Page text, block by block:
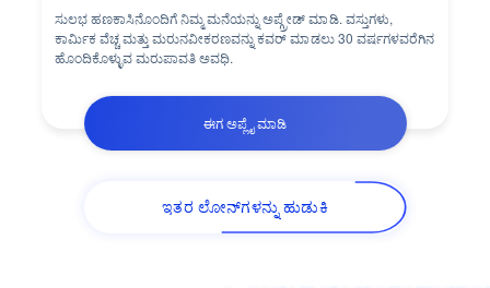
ಸುಲಭ ಹಣಕಾಸಿನೊಂದಿಗೆ ನಿಮ್ಮ ಮನೆಯನ್ನು ಅಪ್ಗ್ರೇಡ್ ಮಾಡಿ. ವಸ್ತುಗಳು,
ಕಾರ್ಮಿಕ ವೆಚ್ಚ ಮತ್ತು ಮರುನವೀಕರಣವನ್ನು ಕವರ್ ಮಾಡಲು 30 ವರ್ಷಗಳವರೆಗಿನ
ಹೊಂದಿಕೊಳ್ಳುವ ಮರುಪಾವತಿ ಅವಧಿ.
ಈಗ ಅಪ್ಲೈ ಮಾಡಿ
ಇತರ ಲೋನ್‌ಗಳನ್ನು ಹುಡುಕಿ